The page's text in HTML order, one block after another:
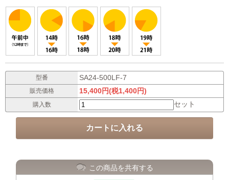
型番 SA24-500LF-7
販売価格 15,400円(税1,400円)
購入数 セット
この商品を共有する